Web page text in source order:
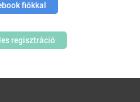
fiókkal
regisztráció